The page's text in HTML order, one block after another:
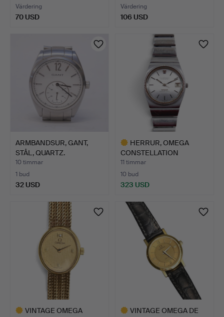
Värdering
70 USD
Värdering
106 USD
ARMBANDSUR, GANT,
STÅL, QUARTZ.
10 timmar
1 bud
32 USD
HERRUR, OMEGA
CONSTELLATION
MEGASONIC.
11 timmar
10 bud
323 USD
föremål
VINTAGE OMEGA
VINTAGE OMEGA DE